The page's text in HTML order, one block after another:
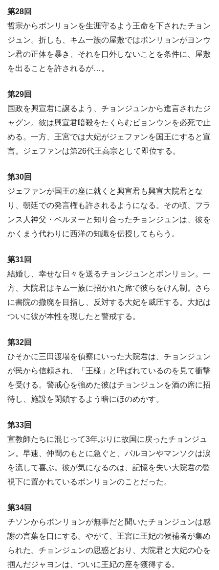
第28回
哲宗からボンリョンを生涯守るよう王命を下されたチョン
ジュン。折しも、キム一族の屋敷ではボンリョンがヨンウ
ン君の正体を暴き、それを口外しないことを条件に、屋敷
を出ることを許されるが…。
第29回
国政を興宣君に譲るよう、チョンジュンから進言されたジ
ャグン。彼は興宣君暗殺をたくらむビョンウンを必死で止
める。一方、王宮では大妃がジェファンを国王にすると宣
言。ジェファンは第26代王高宗として即位する。
第30回
ジェファンが国王の座に就くと興宣君も興宣大院君とな
り、朝廷での発言権も許されるようになる。その頃、フラ
ンス人神父・ベルヌーと知り合ったチョンジュンは、彼を
かくまう代わりに西洋の知識を伝授してもらう。
第31回
結婚し、幸せな日々を送るチョンジュンとボンリョン。一
方、大院君はキム一族に招かれた席で彼らをけん制。さら
に書院の撤廃を目指し、反対する大妃を威圧する。大妃は
ついに彼が本性を現したと警戒する。
第32回
ひそかに三田渡場を偵察にいった大院君は、チョンジュン
が民から信頼され、「王様」と呼ばれているのを見て衝撃
を受ける。警戒心を強めた彼はチョンジュンを酒の席に招
待し、施設を閉鎖するよう暗にほのめかす。
第33回
宣教師たちに混じって3年ぶりに故国に戻ったチョンジュ
ン。早速、仲間のもとに急ぐと、パルヨンやマンソクは涙
を流して喜ぶ。彼が気になるのは、記憶を失い大院君の監
視下に置かれているボンリョンのことだった。
第34回
チソンからボンリョンが無事だと聞いたチョンジュンは感
謝の言葉を口にする。やがて、王宮に王妃の候補者が集め
られた。チョンジュンの思惑どおり、大院君と大妃の心を
掴んだジャヨンは、ついに王妃の座を獲得する。